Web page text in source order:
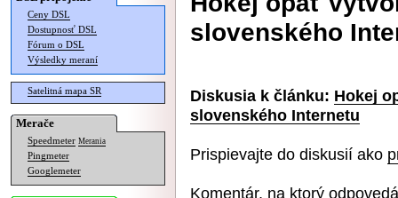
Ceny DSL
Dostupnosť DSL
Fórum o DSL
Výsledky meraní
Satelitná mapa SR
Merače
Speedmeter Merania
Pingmeter
Googlemeter
slovenského
Diskusia k článku: Hokej
slovenského Internetu
Prispievajte do diskusií ako
Komentár, na ktorý